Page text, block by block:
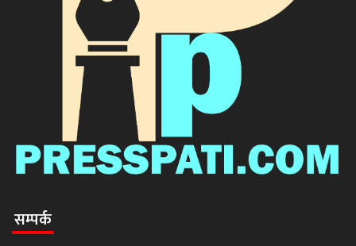
सम्पर्क